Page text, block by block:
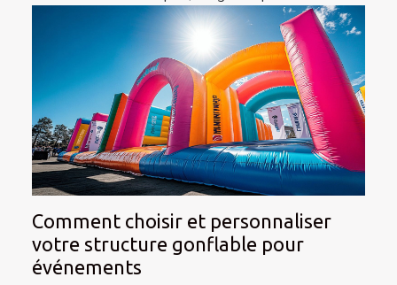
Comment choisir et personnaliser
votre structure gonflable pour
événements